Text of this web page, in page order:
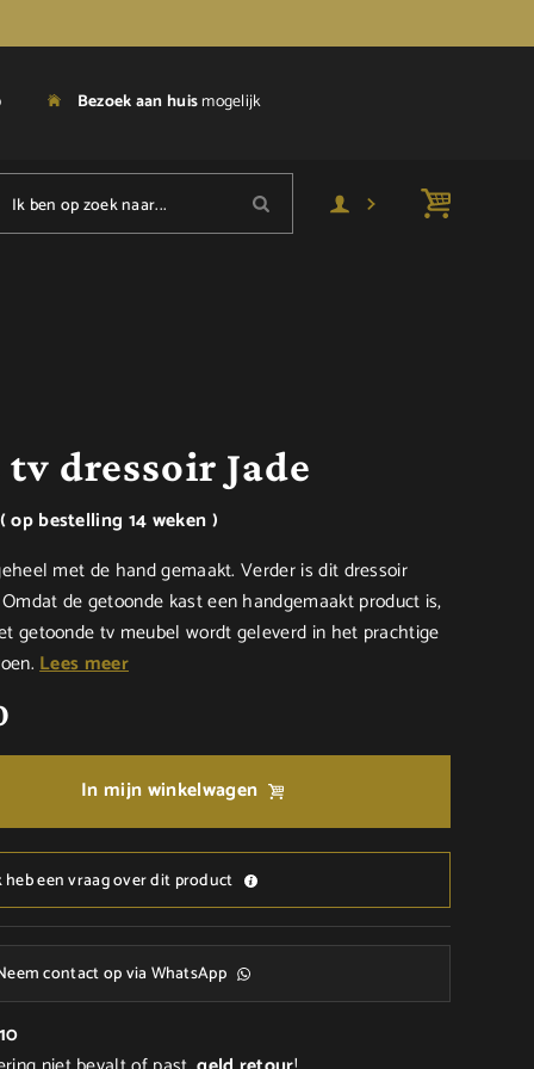
Bezoek aan huismogelijk
Ik ben op zoek naar...
dressoir Jade
op bestelling 14 weken )
met de hand gemaakt. Verder is dit dressoir
de getoonde kast een handgemaakt product is,
getoonde tv meubel wordt geleverd in het prachtige
Lees meer
In mijn winkelwagen
heb een vraag over dit product
contact op via WhatsApp